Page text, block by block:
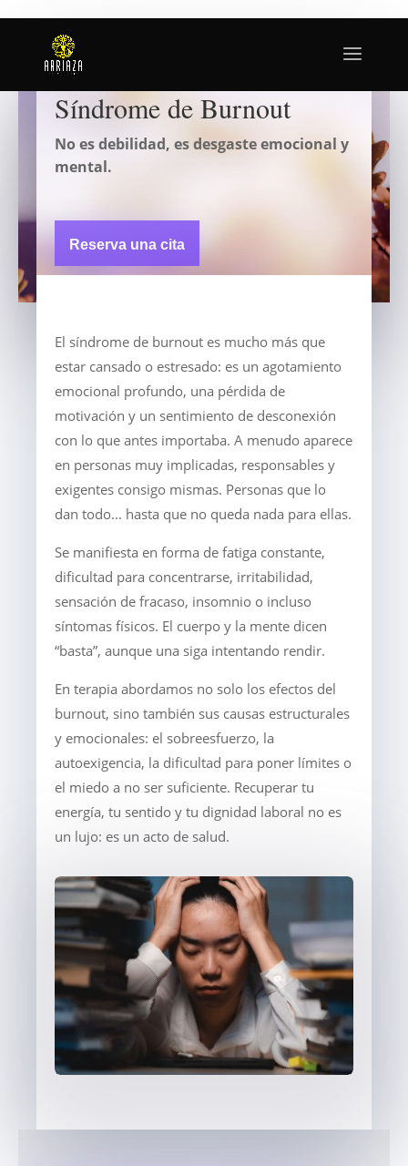
Síndrome de Burnout
No es debilidad, es desgaste emocional y
mental.
Reserva una cita
El síndrome de burnout es mucho más que
estar cansado o estresado: es un agotamiento
emocional profundo, una pérdida de
motivación y un sentimiento de desconexión
con lo que antes importaba. A menudo aparece
en personas muy implicadas, responsables y
exigentes consigo mismas. Personas que lo
dan todo... hasta que no queda nada para ellas.
Se manifiesta en forma de fatiga constante,
dificultad para concentrarse, irritabilidad,
sensación de fracaso, insomnio o incluso
síntomas físicos. El cuerpo y la mente dicen
“basta”, aunque una siga intentando rendir.
En terapia abordamos no solo los efectos del
burnout, sino también sus causas estructurales
y emocionales: el sobreesfuerzo, la
autoexigencia, la dificultad para poner límites o
el miedo a no ser suficiente. Recuperar tu
energía, tu sentido y tu dignidad laboral no es
un lujo: es un acto de salud.